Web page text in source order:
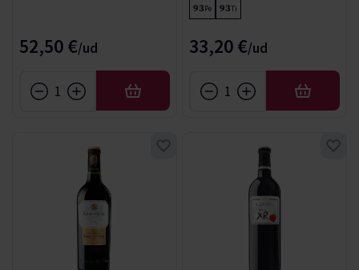
52,50 €
AÑADIR
93Pe 93Ti
33,20 €
AÑADIR